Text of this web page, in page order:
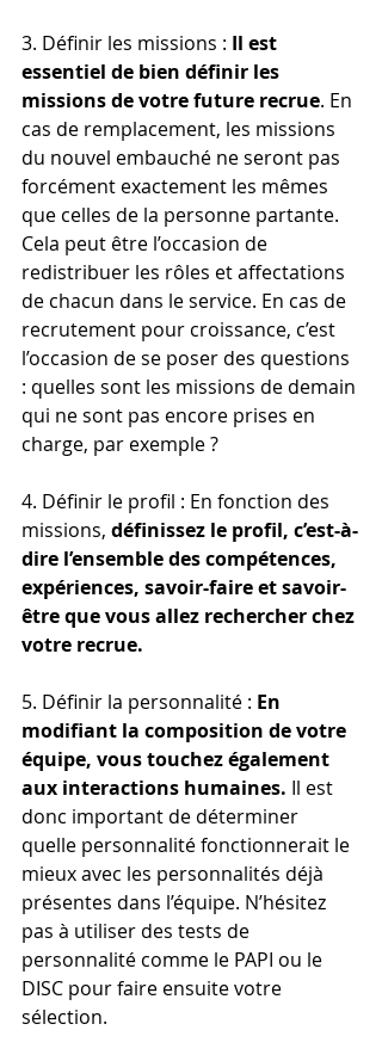
3. Définir les missions : Il est
essentiel de bien définir les
missions de votre future recrue. En
cas de remplacement, les missions
du nouvel embauché ne seront pas
forcément exactement les mêmes
que celles de la personne partante.
Cela peut être l’occasion de
redistribuer les rôles et affectations
de chacun dans le service. En cas de
recrutement pour croissance, c’est
l’occasion de se poser des questions
: quelles sont les missions de demain
qui ne sont pas encore prises en
charge, par exemple ?
4. Définir le profil : En fonction des
missions, définissez le profil, c’est-à-
dire l’ensemble des compétences,
expériences, savoir-faire et savoir-
être que vous allez rechercher chez
votre recrue.
5. Définir la personnalité : En
modifiant la composition de votre
équipe, vous touchez également
aux interactions humaines. Il est
donc important de déterminer
quelle personnalité fonctionnerait le
mieux avec les personnalités déjà
présentes dans l’équipe. N’hésitez
pas à utiliser des tests de
personnalité comme le PAPI ou le
DISC pour faire ensuite votre
sélection.